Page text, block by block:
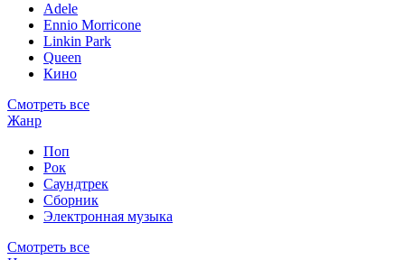
Adele
Ennio Morricone
Linkin Park
Queen
Кино
Смотреть все
Жанр
Поп
Рок
Саундтрек
Сборник
Электронная музыка
Смотреть все